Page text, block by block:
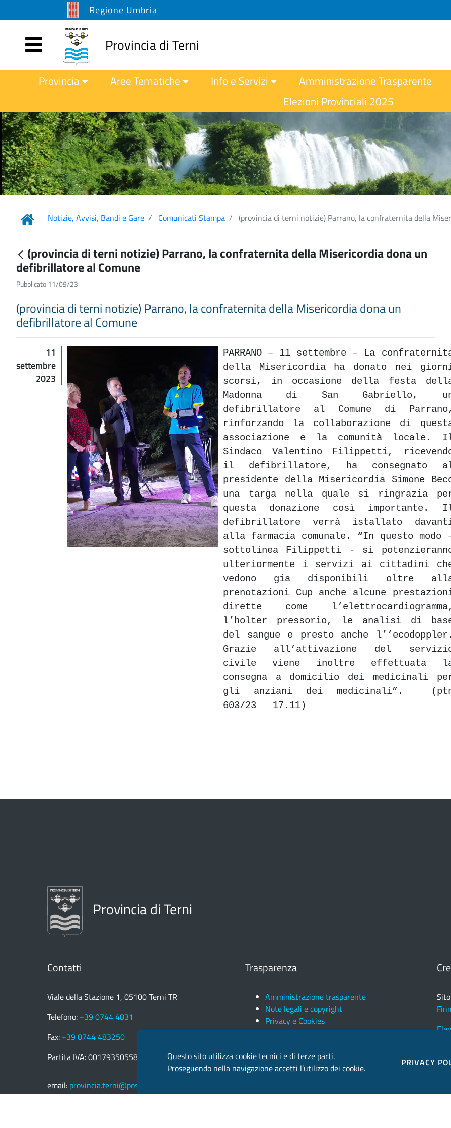
Regione Umbria
Provincia di Terni
Provincia Aree Tematiche Info e Servizi
Amministrazione Trasparente
Elezioni Provinciali 2025
Notizie, Avvisi, Bandi e Gare Comunicati Stampa (provincia di terni notizie) Parrano, la confraternita della
(provincia di terni notizie) Parrano, la confraternita della Misericordia dona un
defibrillatore al Comune
Pubblicato 11/09/23
(provincia di terni notizie) Parrano, la confraternita della Misericordia dona un
defibrillatore al Comune
11
settembre
2023
PARRANO – 11 settembre – La
della Misericordia ha donato nei
scorsi, in occasione della festa
Madonna di San Gabriello,
defibrillatore al Comune di
rinforzando la collaborazione di
associazione e la comunità locale.
Sindaco Valentino Filippetti,
il defibrillatore, ha consegnato
presidente della Misericordia Simone
una targa nella quale si ringrazia
questa donazione così importante.
defibrillatore verrà istallato
alla farmacia comunale. “In questo modo
sottolinea Filippetti - si
ulteriormente i servizi ai cittadini
vedono gia disponibili oltre
prenotazioni Cup anche alcune
dirette come
l’holter pressorio, le analisi di
del sangue e presto anche
Grazie all’attivazione del
civile viene inoltre effettuata
consegna a domicilio dei medicinali
gli anziani dei medicinali”.
603/23 17.11)
Provincia di Terni
Contatti
Viale della Stazione 1, 05100 Terni TR
Telefono: +39 0744 4831
Fax: +39 0744 483250
Partita IVA: 00179350558
email: provincia.terni@postacert.umbria.it
Trasparenza
Amministrazione trasparente
Note legali e copyright
Privacy e Cookies
Questo sito utilizza cookie tecnici e di terze parti.
Proseguendo nella navigazione accetti l’utilizzo dei cookie.
PRIVACY